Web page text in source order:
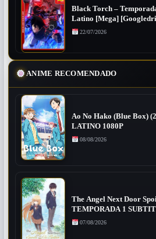
Black Torch –
Latino [Mega]
22/07/2026
ANIME RECOMENDADO
Ao No Hako (Blue Box)
LATINO 1080P
08/08/2026
The Angel Next Door
TEMPORADA 1
07/08/2026